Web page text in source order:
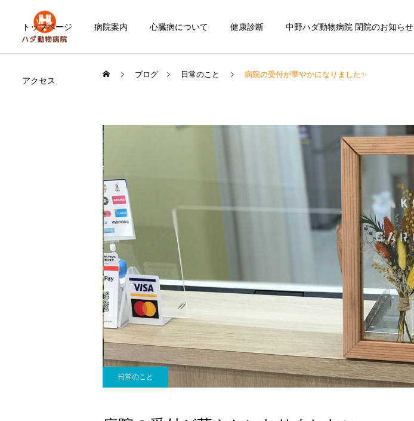
トップページ 病院案内 心臓病について 健康診断 中野ハダ動物病院 閉院のお知らせ
アクセス
ブログ 日常のこと 病院の受付が華やかになりました✨
日常のこと